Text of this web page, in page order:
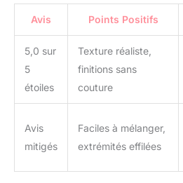
poids.
clips
utiliser,
permet
vous
sont
avec
Avis Points Positifs
5,0 sur
5
étoiles
Texture réaliste,
finitions sans
couture
Avis
mitigés
Faciles à mélanger,
extrémités effilées